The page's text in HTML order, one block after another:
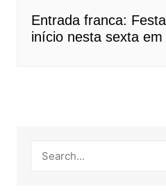
Entrada franca:
início nesta sexta em